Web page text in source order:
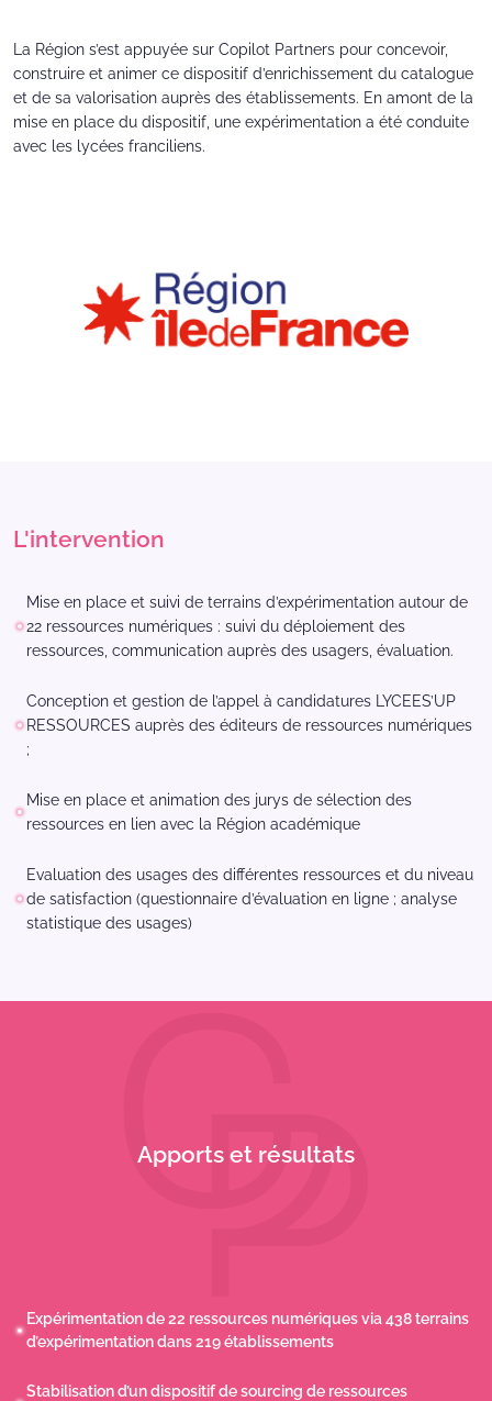
La Région s’est appuyée sur Copilot Partners pour concevoir,
construire et animer ce dispositif d’enrichissement du catalogue
et de sa valorisation auprès des établissements. En amont de la
mise en place du dispositif, une expérimentation a été conduite
avec les lycées franciliens.
L'intervention
Mise en place et suivi de terrains d’expérimentation autour de
22 ressources numériques : suivi du déploiement des
ressources, communication auprès des usagers, évaluation.
Conception et gestion de l’appel à candidatures LYCEES’UP
RESSOURCES auprès des éditeurs de ressources numériques
;
Mise en place et animation des jurys de sélection des
ressources en lien avec la Région académique
Evaluation des usages des différentes ressources et du niveau
de satisfaction (questionnaire d’évaluation en ligne ; analyse
statistique des usages)
Apports et résultats
Expérimentation de 22 ressources numériques via 438 terrains
d’expérimentation dans 219 établissements
Stabilisation d’un dispositif de sourcing de ressources